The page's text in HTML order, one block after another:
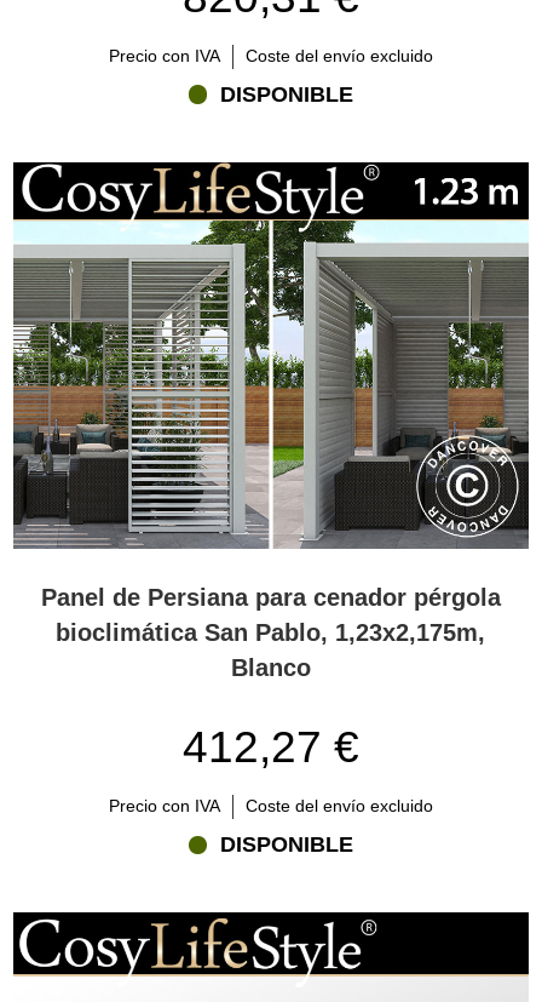
Precio con IVA Coste del envío excluido
DISPONIBLE
Panel de Persiana para cenador pérgola
bioclimática San Pablo, 1,23x2,175m,
Blanco
412,27 €
Precio con IVA Coste del envío excluido
DISPONIBLE